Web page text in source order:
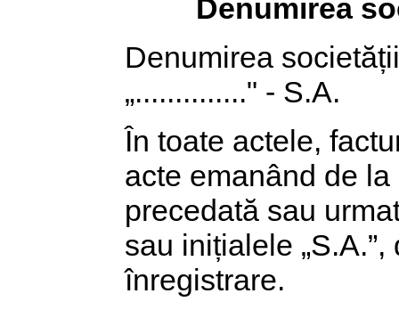
Denumirea
Denumirea
„.............." - S.A.
În toate actele,
acte emanând de
precedată sau
sau inițialele
înregistrare.